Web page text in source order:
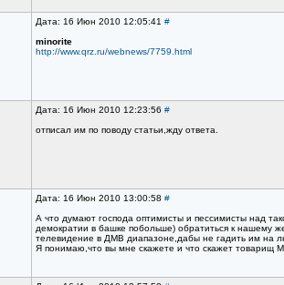
Дата: 16 Июн 2010 12:05:41 #
minorite
http://www.qrz.ru/webnews/7759.html
Дата: 16 Июн 2010 12:23:56 #
отписал им по поводу статьи,жду ответа.
Дата: 16 Июн 2010 13:00:58 #
А что думают господа оптимисты и пессимисты над
демократии в башке побольше) обратиться к нашему
телевидение в ДМВ диапазоне,дабы не гадить им на
Я понимаю,что вы мне скажете и что скажет товарищ